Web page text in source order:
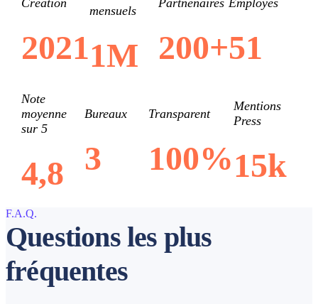
Création
2021
mensuels
1M
Partnenaires
200+
Employés
51
Note
moyenne
sur 5
4,8
Bureaux
3
Transparent
100%
Mentions
Press
15k
F.A.Q.
Questions les plus
fréquentes